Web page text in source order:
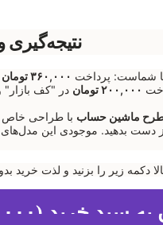
شماست: پرداخت ۳۶۰,۰۰۰ تومان
۲۰۰,۰۰۰ تومان
طرح ماشین حساب با طراحی خاص
دست بدهید. موجودی این مدل‌های